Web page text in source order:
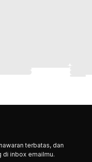
terbatas, dan
di inbox emailmu.